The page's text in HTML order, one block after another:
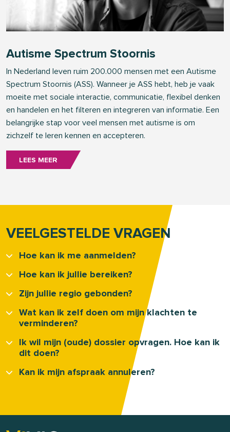
Autisme Spectrum Stoornis
In Nederland leven ruim 200.000 mensen met een Autisme
Spectrum Stoornis (ASS). Wanneer je ASS hebt, heb je vaak
moeite met sociale interactie, communicatie, flexibel denken
en handelen en het filteren en integreren van informatie. Een
belangrijke stap voor veel mensen met autisme is om
zichzelf te leren kennen en accepteren.
LEES MEER
VEELGESTELDE VRAGEN
Hoe kan ik me aanmelden?
Hoe kan ik jullie bereiken?
Zijn jullie regio gebonden?
Wat kan ik zelf doen om mijn klachten te
verminderen?
Ik wil mijn (oude) dossier opvragen. Hoe kan ik
dit doen?
Kan ik mijn afspraak annuleren?